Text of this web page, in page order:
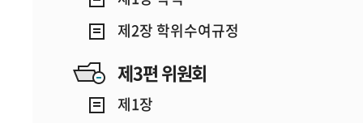
제2장 학위수여규정
제3편 위원회
제1장